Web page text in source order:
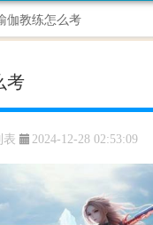
伽教练怎么考
考
表 2024-12-28 02:53:09